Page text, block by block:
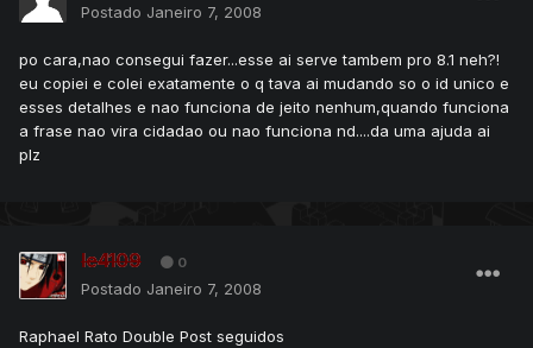
Postado Janeiro 7, 2008
po cara,nao consegui fazer...esse ai serve tambem pro 8.1 neh?!
eu copiei e colei exatamente o q tava ai mudando so o id unico e
esses detalhes e nao funciona de jeito nenhum,quando funciona
a frase nao vira cidadao ou nao funciona nd....da uma ajuda ai
plz
le4109 0
Postado Janeiro 7, 2008
Raphael Rato Double Post seguidos